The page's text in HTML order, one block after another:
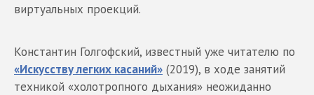
виртуальных проекций.
Константин Голгофский, известный уже читателю по
«Искусству легких касаний» (2019), в ходе занятий
техникой «холотропного дыхания» неожиданно